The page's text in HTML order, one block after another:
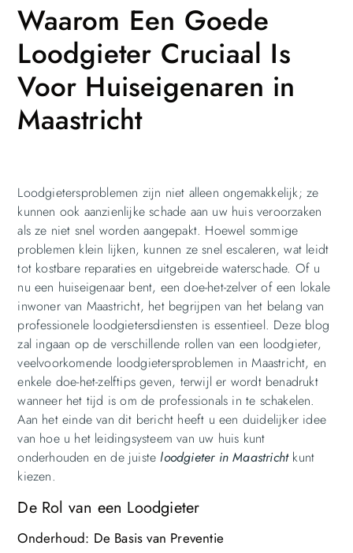
Waarom Een Goede
Loodgieter Cruciaal Is
Voor Huiseigenaren in
Maastricht
Loodgietersproblemen zijn niet alleen ongemakkelijk; ze
kunnen ook aanzienlijke schade aan uw huis veroorzaken
als ze niet snel worden aangepakt. Hoewel sommige
problemen klein lijken, kunnen ze snel escaleren, wat leidt
tot kostbare reparaties en uitgebreide waterschade. Of u
nu een huiseigenaar bent, een doe-het-zelver of een lokale
inwoner van Maastricht, het begrijpen van het belang van
professionele loodgietersdiensten is essentieel. Deze blog
zal ingaan op de verschillende rollen van een loodgieter,
veelvoorkomende loodgietersproblemen in Maastricht, en
enkele doe-het-zelftips geven, terwijl er wordt benadrukt
wanneer het tijd is om de professionals in te schakelen.
Aan het einde van dit bericht heeft u een duidelijker idee
van hoe u het leidingsysteem van uw huis kunt
onderhouden en de juisteloodgieter in Maastrichtkunt
kiezen.
De Rol van een Loodgieter
Onderhoud: De Basis van Preventie